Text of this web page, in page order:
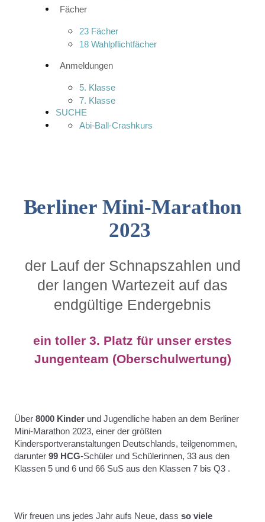
Fächer
23 Fächer
18 Wahlpflichtfächer
Anmeldungen
5. Klasse
7. Klasse
SUCHE
Abi-Ball-Crashkurs
Berliner Mini-Marathon
2023
der Lauf der Schnapszahlen und
der langen Wartezeit auf das
endgültige Endergebnis
ein toller 3. Platz für unser erstes
Jungenteam (Oberschulwertung)
Über 8000 Kinderund Jugendliche haben an dem Berliner
Mini-Marathon 2023, einer der größten
Kindersportveranstaltungen Deutschlands, teilgenommen,
darunter 99 HCG-Schüler und Schülerinnen, 33 aus den
Klassen 5 und 6 und 66 SuS aus den Klassen 7 bis Q3 .
Wir freuen uns jedes Jahr aufs Neue, dass so viele